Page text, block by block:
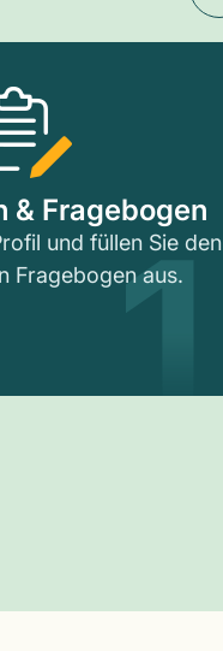
& Fragebogen
und füllen Sie den
Fragebogen aus.
1